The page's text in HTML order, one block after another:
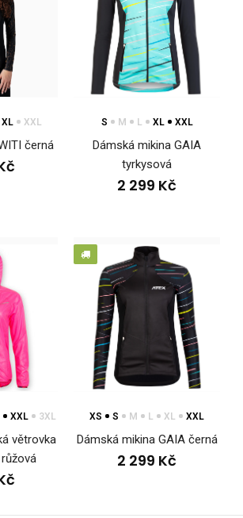
mikina WITI černá
2 599 Kč
WITI černáDámská mikina WITI propojuje
materiály, které zajišťují pohod..
XL XXL
černá
S M L XL XXL
Dámská mikina GAIA
tyrkysová
2 299 Kč
XXL 3XL
větrovka
XS S M L XL XXL
Dámská mikina GAIA černá
2 299 Kč